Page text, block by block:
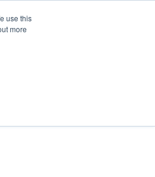
use this
more